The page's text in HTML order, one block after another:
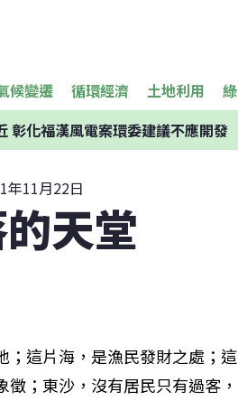
候變遷 循環經濟 土地利用
彰化福漢風電案環委建議不應開發
年11月22日
天堂
；這片海，是漁民發財之處；這
；東沙，沒有居民只有過客，